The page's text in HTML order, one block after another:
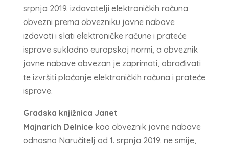
srpnja 2019. izdavatelji elektroničkih računa
obvezni prema obvezniku javne nabave
izdavati i slati elektroničke račune i prateće
isprave sukladno europskoj normi, a obveznik
javne nabave obvezan je zaprimati, obrađivati
te izvršiti plaćanje elektroničkih računa i prateće
isprave.
Gradska knjižnica Janet
Majnarich Delnice kao obveznik javne nabave
odnosno Naručitelj od 1. srpnja 2019. ne smije,